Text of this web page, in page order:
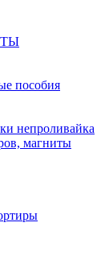
пособия
непроливайка
магниты